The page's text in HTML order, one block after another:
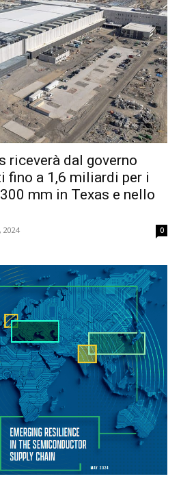
riceverà dal governo
fino a 1,6 miliardi per i
mm in Texas e nello
2024 0